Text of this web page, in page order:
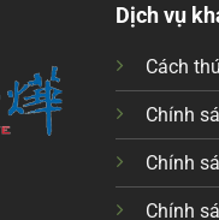
Dịch vụ
Cách
Chính
Chính
Chính